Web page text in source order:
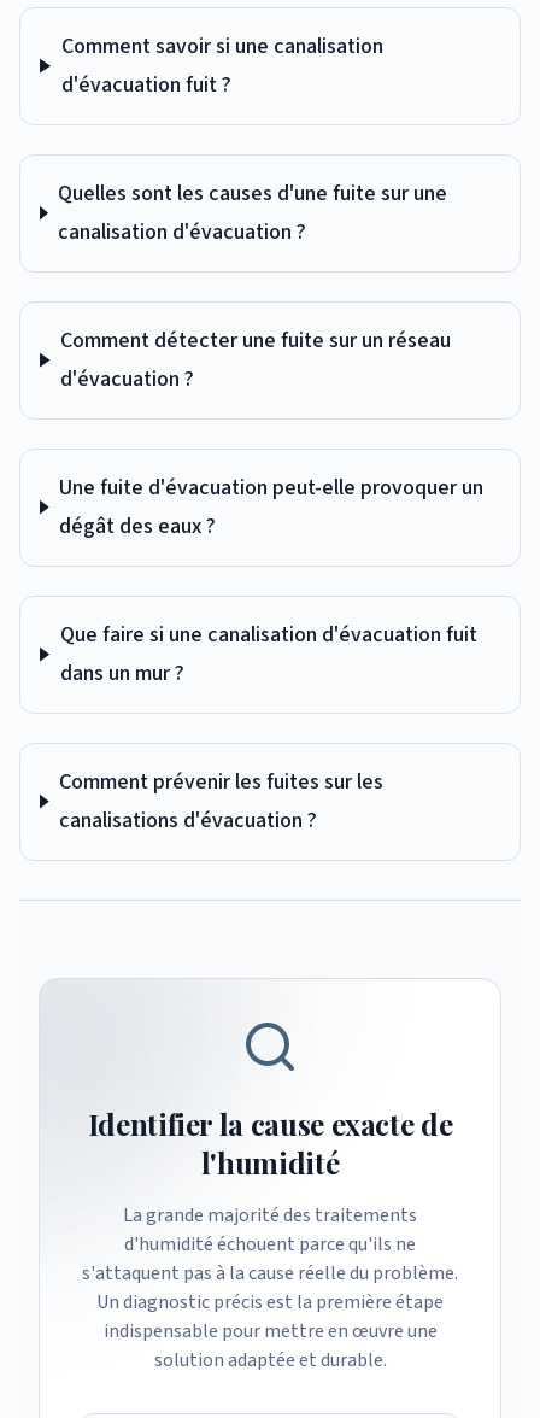
Comment savoir si une canalisation
d'évacuation fuit ?
Quelles sont les causes d'une fuite sur une
canalisation d'évacuation ?
Comment détecter une fuite sur un réseau
d'évacuation ?
Une fuite d'évacuation peut-elle provoquer un
dégât des eaux ?
Que faire si une canalisation d'évacuation fuit
dans un mur ?
Comment prévenir les fuites sur les
canalisations d'évacuation ?
Identifier la cause exacte de
l'humidité
La grande majorité des traitements
d'humidité échouent parce qu'ils ne
s'attaquent pas à la cause réelle du problème.
Un diagnostic précis est la première étape
indispensable pour mettre en œuvre une
solution adaptée et durable.